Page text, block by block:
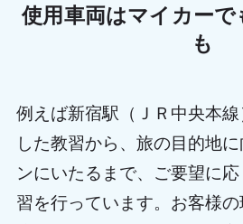
使用車両はマイカーで
も
例えば新宿駅（ＪＲ中央本
した教習から、旅の目的地
ンにいたるまで、ご要望に
習を行っています。お客様